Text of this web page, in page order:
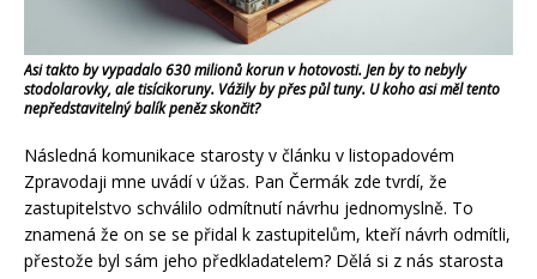
Asi takto by vypadalo 630 milionů korun v hotovosti. Jen by to nebyly
stodolarovky, ale tisícikoruny. Vážily by přes půl tuny. U koho asi měl tento
nepředstavitelný balík peněz skončit?
Následná komunikace starosty v článku v listopadovém
Zpravodaji mne uvádí v úžas. Pan Čermák zde tvrdí, že
zastupitelstvo schválilo odmítnutí návrhu jednomyslně. To
znamená že on se se přidal k zastupitelům, kteří návrh odmítli,
přestože byl sám jeho předkladatelem? Dělá si z nás starosta